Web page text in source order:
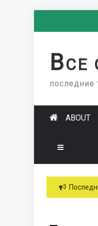
ВСЕ
последние
ABOUT